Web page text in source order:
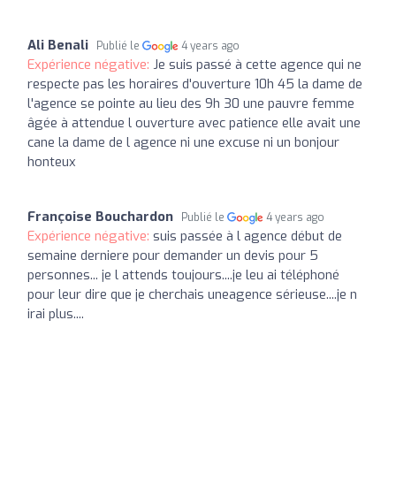
Ali Benali Publié le 4 years ago
Expérience négative: Je suis passé à cette agence qui ne
respecte pas les horaires d'ouverture 10h 45 la dame de
l'agence se pointe au lieu des 9h 30 une pauvre femme
âgée à attendue l ouverture avec patience elle avait une
cane la dame de l agence ni une excuse ni un bonjour
honteux
Françoise Bouchardon Publié le 4 years ago
Expérience négative: suis passée à l agence début de
semaine derniere pour demander un devis pour 5
personnes... je l attends toujours....je leu ai téléphoné
pour leur dire que je cherchais uneagence sérieuse....je n
irai plus....